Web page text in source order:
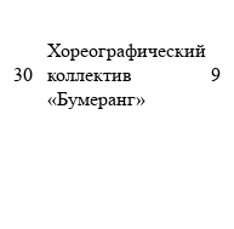
30
Хореографический
коллектив
«Бумеранг»
9